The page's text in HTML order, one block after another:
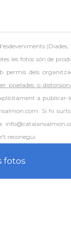
(Diades,
les fotos són de
permís dels
pixelades o
a publicar-
Si hi
reconegui.
fotos